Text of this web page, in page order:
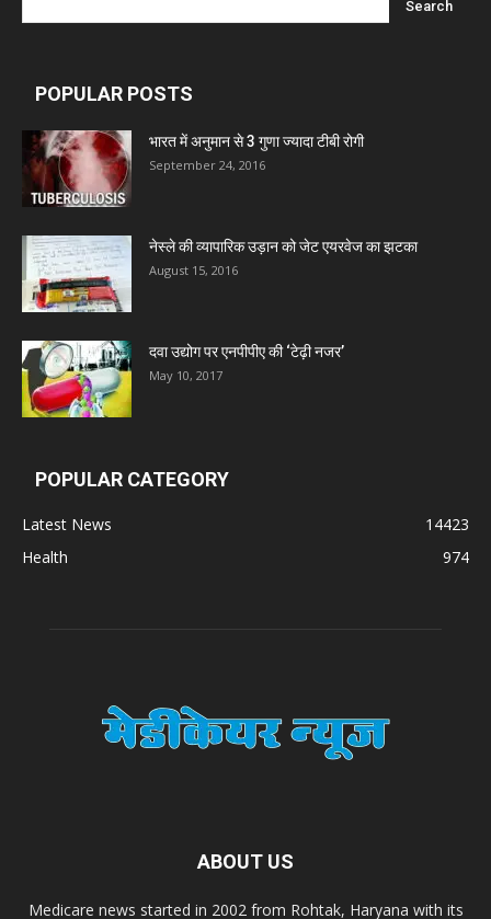
Admac Group Companies
Deep Shree Pharmaceuticals
Zumentes Healthcare
Digital Vision
Carewell Ayurveda
Dr. Madhukar Pharmaceuticals (P) Ltd
Dr. Alson Laboratories Private Limited
POPULAR POSTS
भारत में अनुमान से 3 गुणा ज्यादा टीबी रोगी
September 24, 2016
नेस्ले की व्यापारिक उड़ान को जेट एयरवेज का झटका
August 15, 2016
दवा उद्योग पर एनपीपीए की ‘टेढ़ी नजर’
May 10, 2017
POPULAR CATEGORY
Latest News
14423
Health
974
ABOUT US
Medicare news started in 2002 from Rohtak, Haryana with its